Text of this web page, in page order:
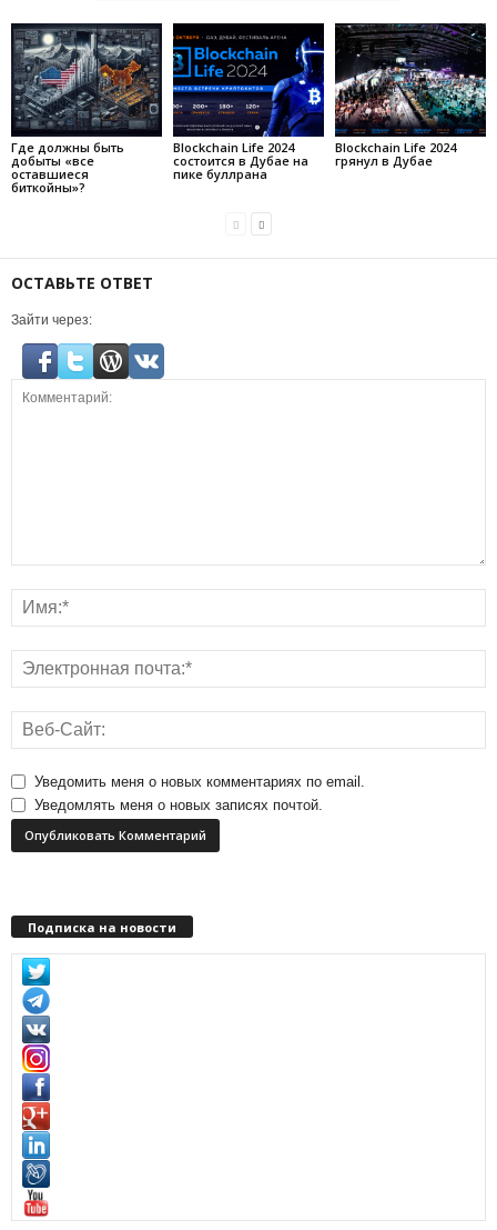
Где должны быть
добыты «все
оставшиеся
биткойны»?
Blockchain Life 2024
состоится в Дубае на
пике буллрана
Blockchain Life 2024
грянул в Дубае
ОСТАВЬТЕ ОТВЕТ
Зайти через:
Уведомить меня о новых комментариях по email.
Уведомлять меня о новых записях почтой.
Подписка на новости